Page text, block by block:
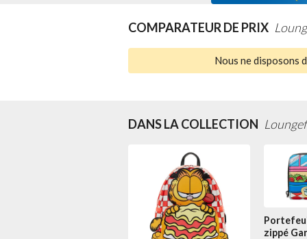
COMPARATEUR DE PRIX
Nous ne disposons
DANS LA COLLECTION
zippé